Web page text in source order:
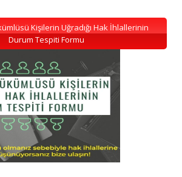
Kişilerin Uğradığı Hak İhlallerinin
Durum Tespiti Formu